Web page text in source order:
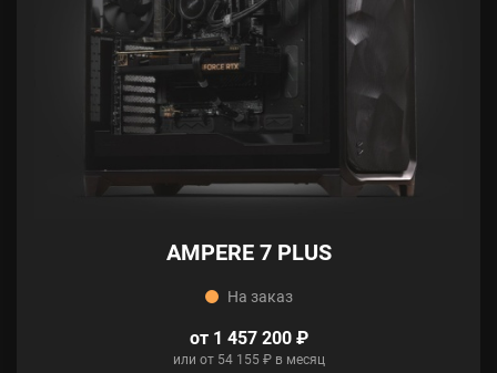
AMPERE 7 PLUS
На заказ
от 1 457 200 ₽
или от 54 155 ₽ в месяц